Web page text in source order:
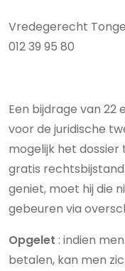
Vredegerecht
012 39 95 80
Een bijdrage van 22
voor de juridische
mogelijk het
gratis
geniet, moet hij die
gebeuren via
Opgelet : indien
betalen, kan men